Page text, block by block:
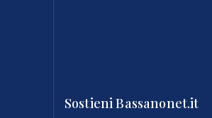
Sostieni Bassanonet.it